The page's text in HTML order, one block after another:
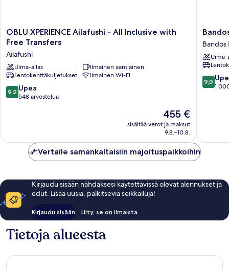
OBLU
XPERIENCE
-
All
Inclusive
with
Free
OBLU XPERIENCE Ailafushi - All Inclusive with
Free Transfers
Ailafushi
Uima-allas
Ilmainen aamiainen
Lentokenttäkuljetukset
Ilmainen Wi-Fi
9.2
kautta
9,2 Upea
548 arvostelua
Hinta
on
455 €
455 €
sisältää verot ja maksut
9.8.–10.8.
Bandos
Bandos
Island
Bandos
Uima-
9.0
kautta
9,0
1
Vertaile samankaltaisiin majoituspaikkoihin
Kirjaudu sisään nähdäksesi käytettävissä olevat alennukset ja
edut. Lisää uusia, palkitsevia seikkailuja!
Kirjaudu sisään Liity, se on ilmaista
Tietoja alueesta